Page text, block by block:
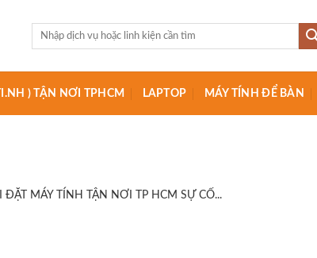
Tìm
) TẬN NƠI TPHCM LAPTOP MÁY TÍNH ĐỂ BÀN
ĐẶT MÁY TÍNH TẬN NƠI TP HCM SỰ CỐ...